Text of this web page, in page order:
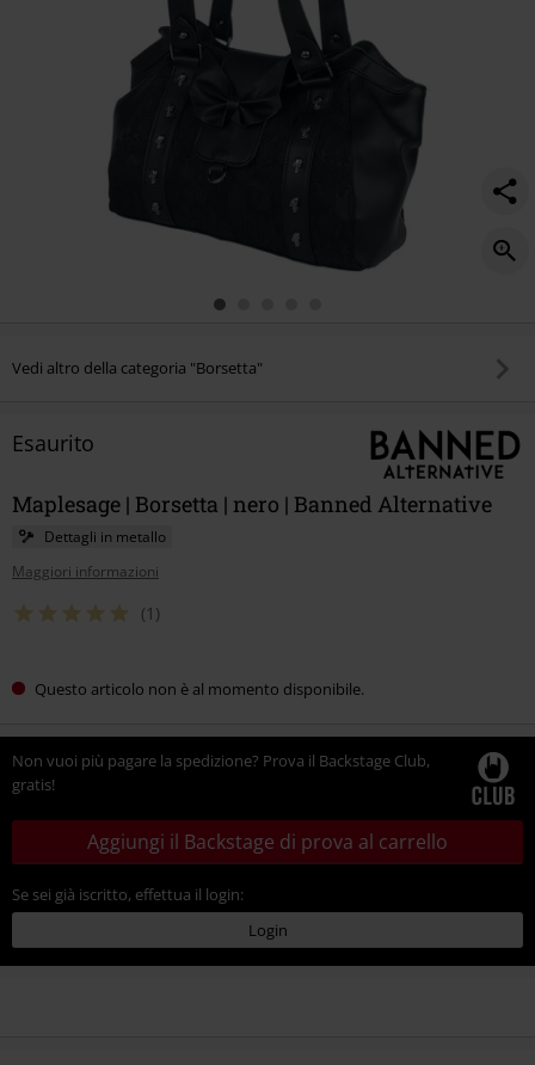
Vedi altro della categoria "Borsetta"
Esaurito
Maplesage | Borsetta | nero | Banned Alternative
Dettagli in metallo
Maggiori informazioni
(1)
Questo articolo non è al momento disponibile.
Non vuoi più pagare la spedizione? Prova il Backstage Club,
gratis!
Aggiungi il Backstage di prova al carrello
Se sei già iscritto, effettua il login:
Login